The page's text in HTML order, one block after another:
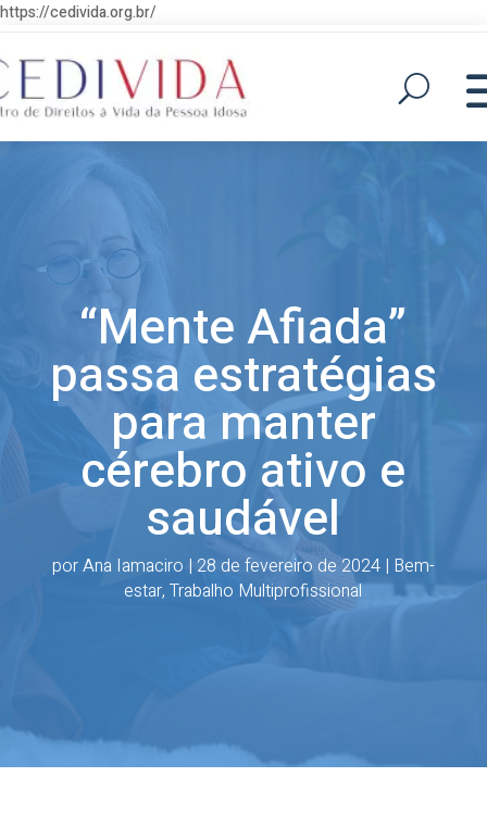
https://cedivida.org.br/
“Mente Afiada”
passa estratégias
para manter
cérebro ativo e
saudável
porAna Iamaciro | 28 de fevereiro de 2024| Bem-
estar,Trabalho Multiprofissional